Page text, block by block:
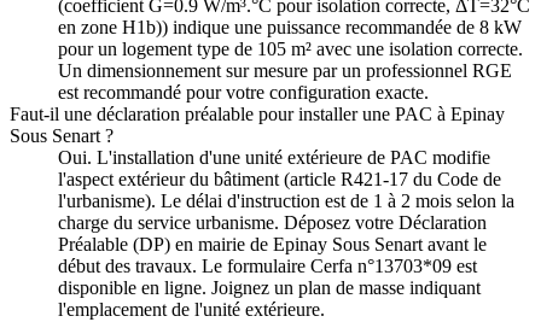
(coefficient G=0.9 W/m³.°C pour isolation correcte, ΔT=32°C
en zone H1b)) indique une puissance recommandée de 8 kW
pour un logement type de 105 m² avec une isolation correcte.
Un dimensionnement sur mesure par un professionnel RGE
est recommandé pour votre configuration exacte.
Faut-il une déclaration préalable pour installer une PAC à Epinay
Sous Senart ?
Oui. L'installation d'une unité extérieure de PAC modifie
l'aspect extérieur du bâtiment (article R421-17 du Code de
l'urbanisme). Le délai d'instruction est de 1 à 2 mois selon la
charge du service urbanisme. Déposez votre Déclaration
Préalable (DP) en mairie de Epinay Sous Senart avant le
début des travaux. Le formulaire Cerfa n°13703*09 est
disponible en ligne. Joignez un plan de masse indiquant
l'emplacement de l'unité extérieure.